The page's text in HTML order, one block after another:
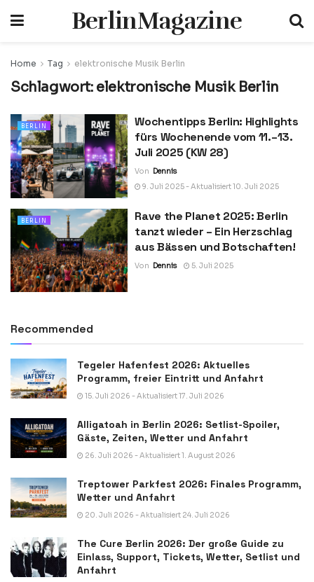
BerlinMagazine
Home Tag elektronische Musik Berlin
Schlagwort: elektronische Musik Berlin
BERLIN
Wochentipps Berlin: Highlights
fürs Wochenende vom 11.–13.
Juli 2025 (KW 28)
Von Dennis
9. Juli 2025 - Aktualisiert 10. Juli 2025
BERLIN
Rave the Planet 2025: Berlin
tanzt wieder – Ein Herzschlag
aus Bässen und Botschaften!
Von Dennis 5. Juli 2025
Recommended
Tegeler Hafenfest 2026: Aktuelles
Programm, freier Eintritt und Anfahrt
15. Juli 2026 - Aktualisiert 17. Juli 2026
Alligatoah in Berlin 2026: Setlist-Spoiler,
Gäste, Zeiten, Wetter und Anfahrt
26. Juli 2026 - Aktualisiert 1. August 2026
Treptower Parkfest 2026: Finales Programm,
Wetter und Anfahrt
20. Juli 2026 - Aktualisiert 24. Juli 2026
The Cure Berlin 2026: Der große Guide zu
Einlass, Support, Tickets, Wetter, Setlist und
Anfahrt